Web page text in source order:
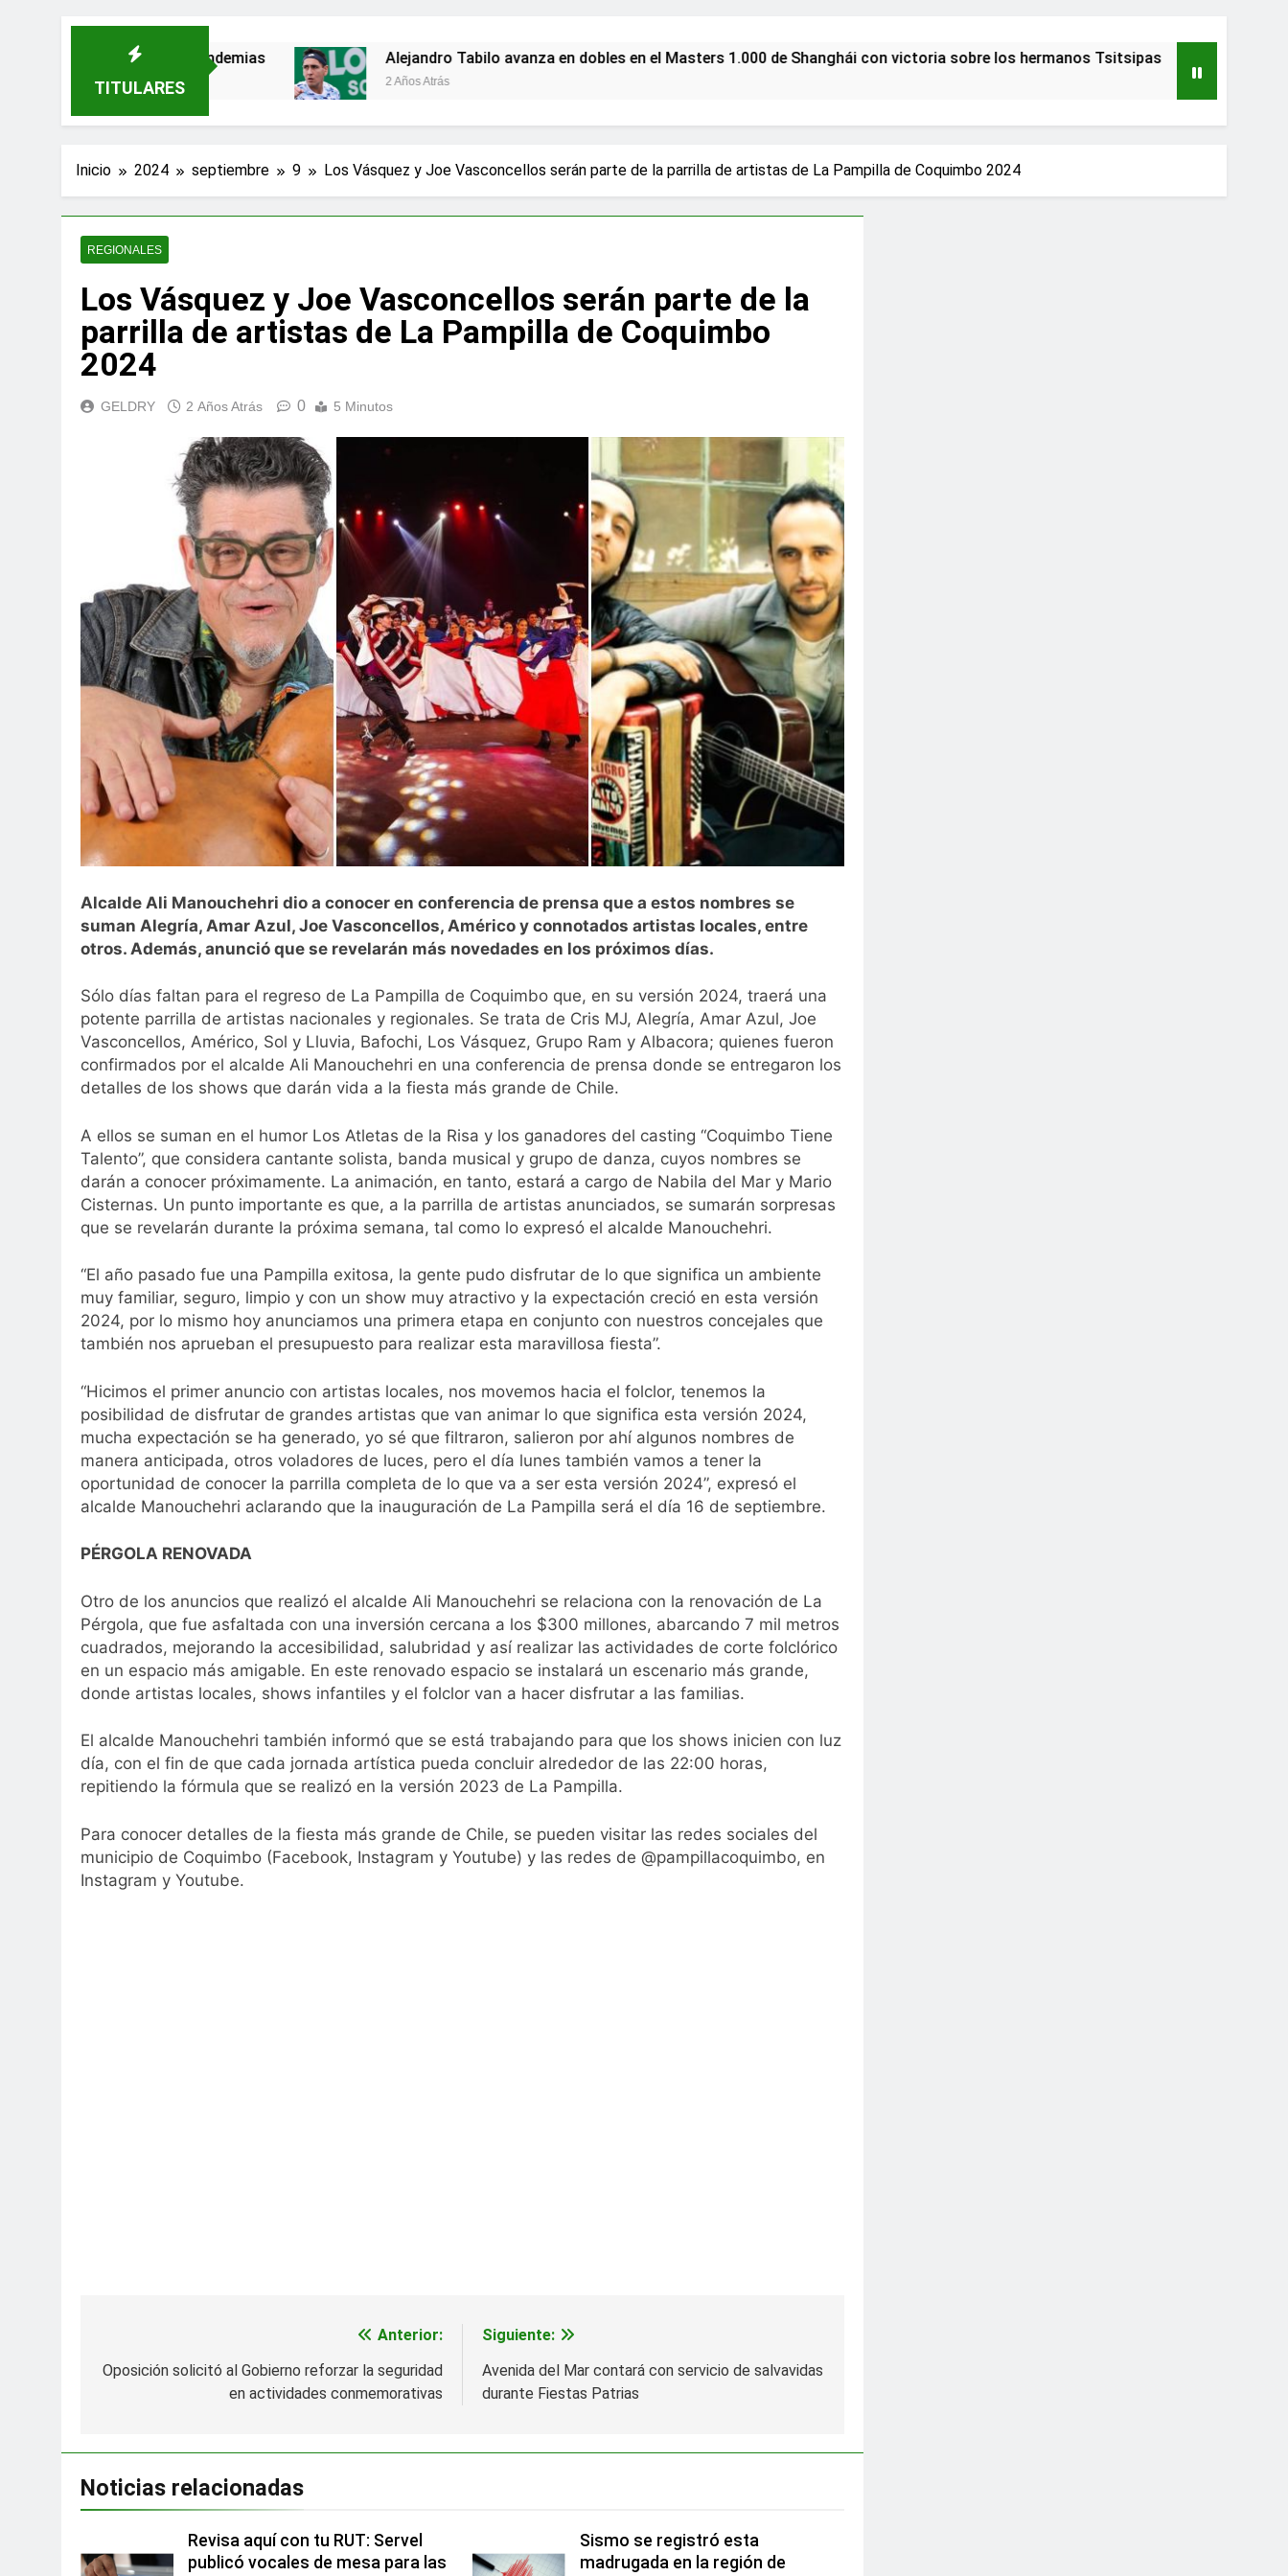
TITULARES
para evitar pandemias Alejandro Tabilo avanza en dobles en el Masters 1.000 de Shanghái con victoria sobre los hermanos Tsitsipas
2 Años Atrás 2 Años Atrás
Inicio 2024 septiembre 9 Los Vásquez y Joe Vasconcellos serán parte de la parrilla de artistas de La Pampilla de Coquimbo 2024
REGIONALES
Los Vásquez y Joe Vasconcellos serán parte de la
parrilla de artistas de La Pampilla de Coquimbo
2024
GELDRY 2 Años Atrás 0 5 Minutos
Alcalde Ali Manouchehri dio a conocer en conferencia de prensa que a estos nombres se
suman Alegría, Amar Azul, Joe Vasconcellos, Américo y connotados artistas locales, entre
otros. Además, anunció que se revelarán más novedades en los próximos días.
Sólo días faltan para el regreso de La Pampilla de Coquimbo que, en su versión 2024, traerá una
potente parrilla de artistas nacionales y regionales. Se trata de Cris MJ, Alegría, Amar Azul, Joe
Vasconcellos, Américo, Sol y Lluvia, Bafochi, Los Vásquez, Grupo Ram y Albacora; quienes fueron
confirmados por el alcalde Ali Manouchehri en una conferencia de prensa donde se entregaron los
detalles de los shows que darán vida a la fiesta más grande de Chile.
A ellos se suman en el humor Los Atletas de la Risa y los ganadores del casting “Coquimbo Tiene
Talento”, que considera cantante solista, banda musical y grupo de danza, cuyos nombres se
darán a conocer próximamente. La animación, en tanto, estará a cargo de Nabila del Mar y Mario
Cisternas. Un punto importante es que, a la parrilla de artistas anunciados, se sumarán sorpresas
que se revelarán durante la próxima semana, tal como lo expresó el alcalde Manouchehri.
“El año pasado fue una Pampilla exitosa, la gente pudo disfrutar de lo que significa un ambiente
muy familiar, seguro, limpio y con un show muy atractivo y la expectación creció en esta versión
2024, por lo mismo hoy anunciamos una primera etapa en conjunto con nuestros concejales que
también nos aprueban el presupuesto para realizar esta maravillosa fiesta”.
“Hicimos el primer anuncio con artistas locales, nos movemos hacia el folclor, tenemos la
posibilidad de disfrutar de grandes artistas que van animar lo que significa esta versión 2024,
mucha expectación se ha generado, yo sé que filtraron, salieron por ahí algunos nombres de
manera anticipada, otros voladores de luces, pero el día lunes también vamos a tener la
oportunidad de conocer la parrilla completa de lo que va a ser esta versión 2024”, expresó el
alcalde Manouchehri aclarando que la inauguración de La Pampilla será el día 16 de septiembre.
PÉRGOLA RENOVADA
Otro de los anuncios que realizó el alcalde Ali Manouchehri se relaciona con la renovación de La
Pérgola, que fue asfaltada con una inversión cercana a los $300 millones, abarcando 7 mil metros
cuadrados, mejorando la accesibilidad, salubridad y así realizar las actividades de corte folclórico
en un espacio más amigable. En este renovado espacio se instalará un escenario más grande,
donde artistas locales, shows infantiles y el folclor van a hacer disfrutar a las familias.
El alcalde Manouchehri también informó que se está trabajando para que los shows inicien con luz
día, con el fin de que cada jornada artística pueda concluir alrededor de las 22:00 horas,
repitiendo la fórmula que se realizó en la versión 2023 de La Pampilla.
Para conocer detalles de la fiesta más grande de Chile, se pueden visitar las redes sociales del
municipio de Coquimbo (Facebook, Instagram y Youtube) y las redes de @pampillacoquimbo, en
Instagram y Youtube.
de
Anterior:
Oposición solicitó al Gobierno reforzar la seguridad
en actividades conmemorativas
Siguiente:
Avenida del Mar contará con servicio de salvavidas
durante Fiestas Patrias
Noticias relacionadas
Revisa aquí con tu RUT: Servel
publicó vocales de mesa para las
Sismo se registró esta
madrugada en la región de